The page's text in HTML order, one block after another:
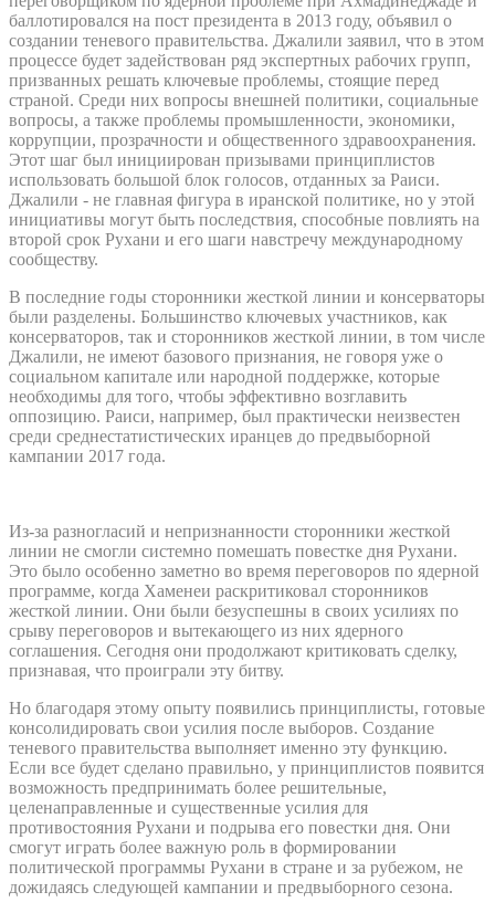
баллотировался на пост президента в 2013 году, объявил о
создании теневого правительства. Джалили заявил, что в этом
процессе будет задействован ряд экспертных рабочих групп,
призванных решать ключевые проблемы, стоящие перед
страной. Среди них вопросы внешней политики, социальные
вопросы, а также проблемы промышленности, экономики,
коррупции, прозрачности и общественного здравоохранения.
Этот шаг был инициирован призывами принциплистов
использовать большой блок голосов, отданных за Раиси.
Джалили - не главная фигура в иранской политике, но у этой
инициативы могут быть последствия, способные повлиять на
второй срок Рухани и его шаги навстречу международному
сообществу.
В последние годы сторонники жесткой линии и консерваторы
были разделены. Большинство ключевых участников, как
консерваторов, так и сторонников жесткой линии, в том числе
Джалили, не имеют базового признания, не говоря уже о
социальном капитале или народной поддержке, которые
необходимы для того, чтобы эффективно возглавить
оппозицию. Раиси, например, был практически неизвестен
среди среднестатистических иранцев до предвыборной
кампании 2017 года.
Из-за разногласий и непризнанности сторонники жесткой
линии не смогли системно помешать повестке дня Рухани.
Это было особенно заметно во время переговоров по ядерной
программе, когда Хаменеи раскритиковал сторонников
жесткой линии. Они были безуспешны в своих усилиях по
срыву переговоров и вытекающего из них ядерного
соглашения. Сегодня они продолжают критиковать сделку,
признавая, что проиграли эту битву.
Но благодаря этому опыту появились принциплисты, готовые
консолидировать свои усилия после выборов. Создание
теневого правительства выполняет именно эту функцию.
Если все будет сделано правильно, у принциплистов появится
возможность предпринимать более решительные,
целенаправленные и существенные усилия для
противостояния Рухани и подрыва его повестки дня. Они
смогут играть более важную роль в формировании
политической программы Рухани в стране и за рубежом, не
дожидаясь следующей кампании и предвыборного сезона.